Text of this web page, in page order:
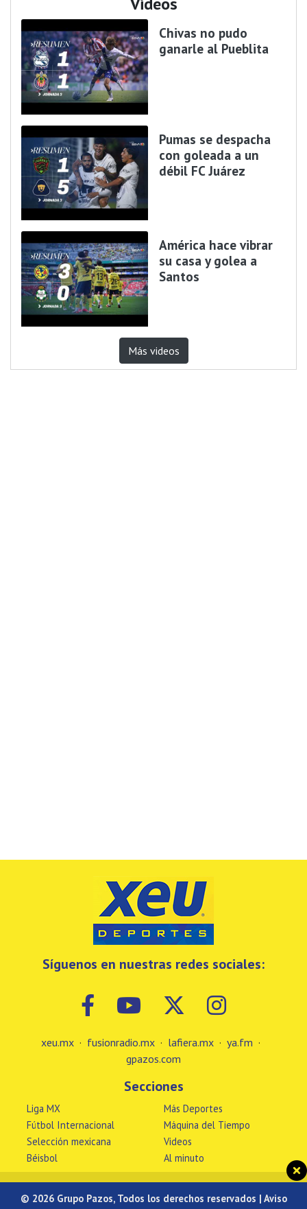
Chivas no pudo
ganarle al Pueblita
Pumas se despacha
con goleada a un
débil FC Juárez
América hace vibrar
su casa y golea a
Santos
Más videos
Síguenos en nuestras redes sociales:
xeu.mx · fusionradio.mx · lafiera.mx · ya.fm ·
gpazos.com
Secciones
Liga MX
Fútbol Internacional
Selección mexicana
Béisbol
Más Deportes
Máquina del Tiempo
Videos
Al minuto
© 2026 Grupo Pazos, Todos los derechos reservados | Aviso